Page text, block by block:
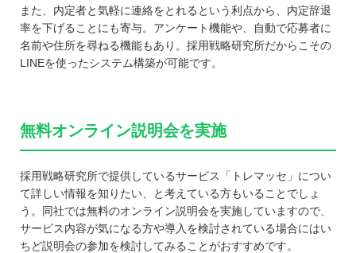
また、内定者と気軽に連絡をとれるという利点から、内定辞退
率を下げることにも寄与。アンケート機能や、自動で応募者に
名前や住所を尋ねる機能もあり。採用戦略研究所だからこその
LINEを使ったシステム構築が可能です。
無料オンライン説明会を実施
採用戦略研究所で提供しているサービス「トレマッセ」につい
て詳しい情報を知りたい、と考えている方もいることでしょ
う。同社では無料のオンライン説明会を実施していますので、
サービス内容が気になる方や導入を検討されている場合にはい
ちど説明会の参加を検討してみることがおすすめです。